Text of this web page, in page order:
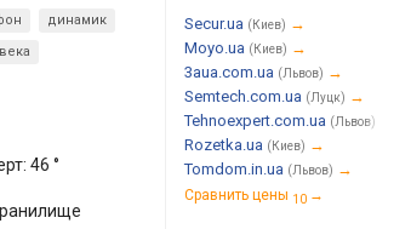
динамик
46 °
Secur.ua (Киев) →
Moyo.ua (Киев) →
3aua.com.ua (Львов) →
Semtech.com.ua (Луцк) →
Tehnoexpert.com.ua (Львов)
Rozetka.ua (Киев) →
Tomdom.in.ua (Львов) →
Сравнить цены 10 →